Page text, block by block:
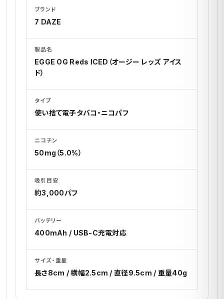
ブランド
7 DAZE
製品名
EGGE OG Reds ICED（オージー レッズ アイス
ド）
タイプ
使い捨て電子タバコ・ニコパフ
ニコチン
50mg（5.0%）
吸引目安
約3,000パフ
バッテリー
400mAh / USB-C充電対応
サイズ・重量
長さ8cm / 横幅2.5cm / 直径9.5cm / 重量40g